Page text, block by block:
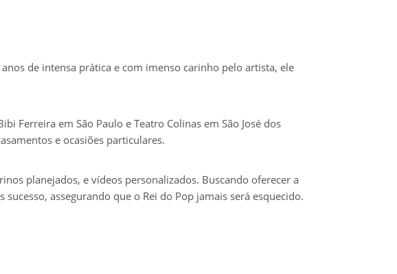
de intensa prática e com imenso carinho pelo artista, ele
Ferreira em São Paulo e Teatro Colinas em São José dos
e ocasiões particulares.
planejados, e vídeos personalizados. Buscando oferecer a
assegurando que o Rei do Pop jamais será esquecido.